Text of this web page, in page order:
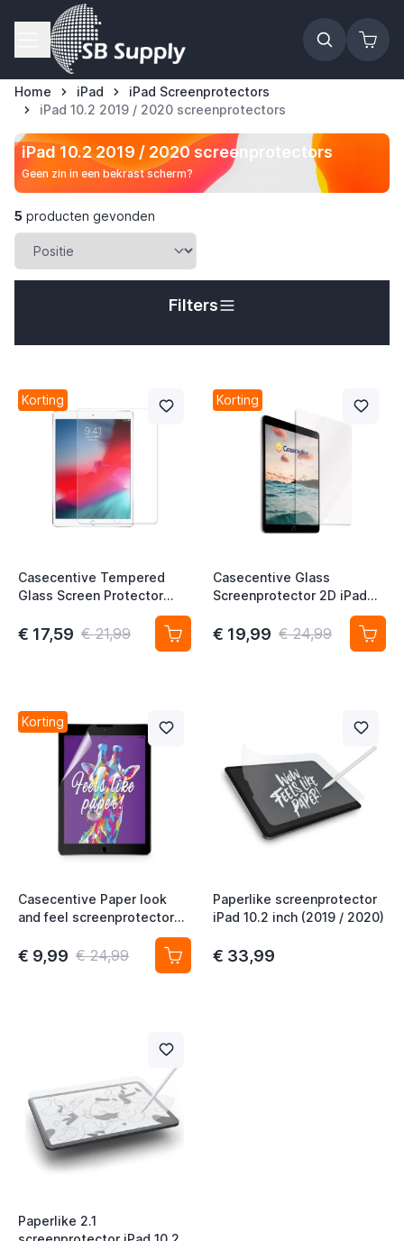
Ga naar de inhoud
Home iPad
iPad Screenprotectors
iPad 10.2 2019 / 2020 screenprotectors
iPad 10.2 2019 / 2020 screenprotectors
Geen zin in een bekrast scherm?
5 producten gevonden
Filters
Korting
Casecentive Tempered
Glass Screen Protector
iPad 10.2 (2019/2020/2021)
€ 17,59 € 21,99
Korting
Casecentive Glass
Screenprotector 2D iPad
10.2" 2019 / 2020 / 2021
€ 19,99 € 24,99
Korting
Casecentive Paper look
and feel screenprotector
€ 9,99 € 24,99
Paperlike screenprotector
iPad 10.2 inch (2019 / 2020)
€ 33,99
Paperlike 2.1